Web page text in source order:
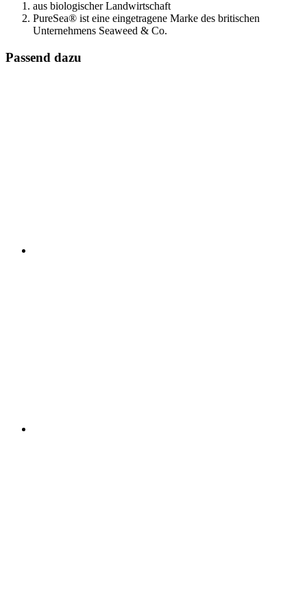
aus biologischer Landwirtschaft
PureSea® ist eine eingetragene Marke des britischen
Unternehmens Seaweed & Co.
Passend dazu